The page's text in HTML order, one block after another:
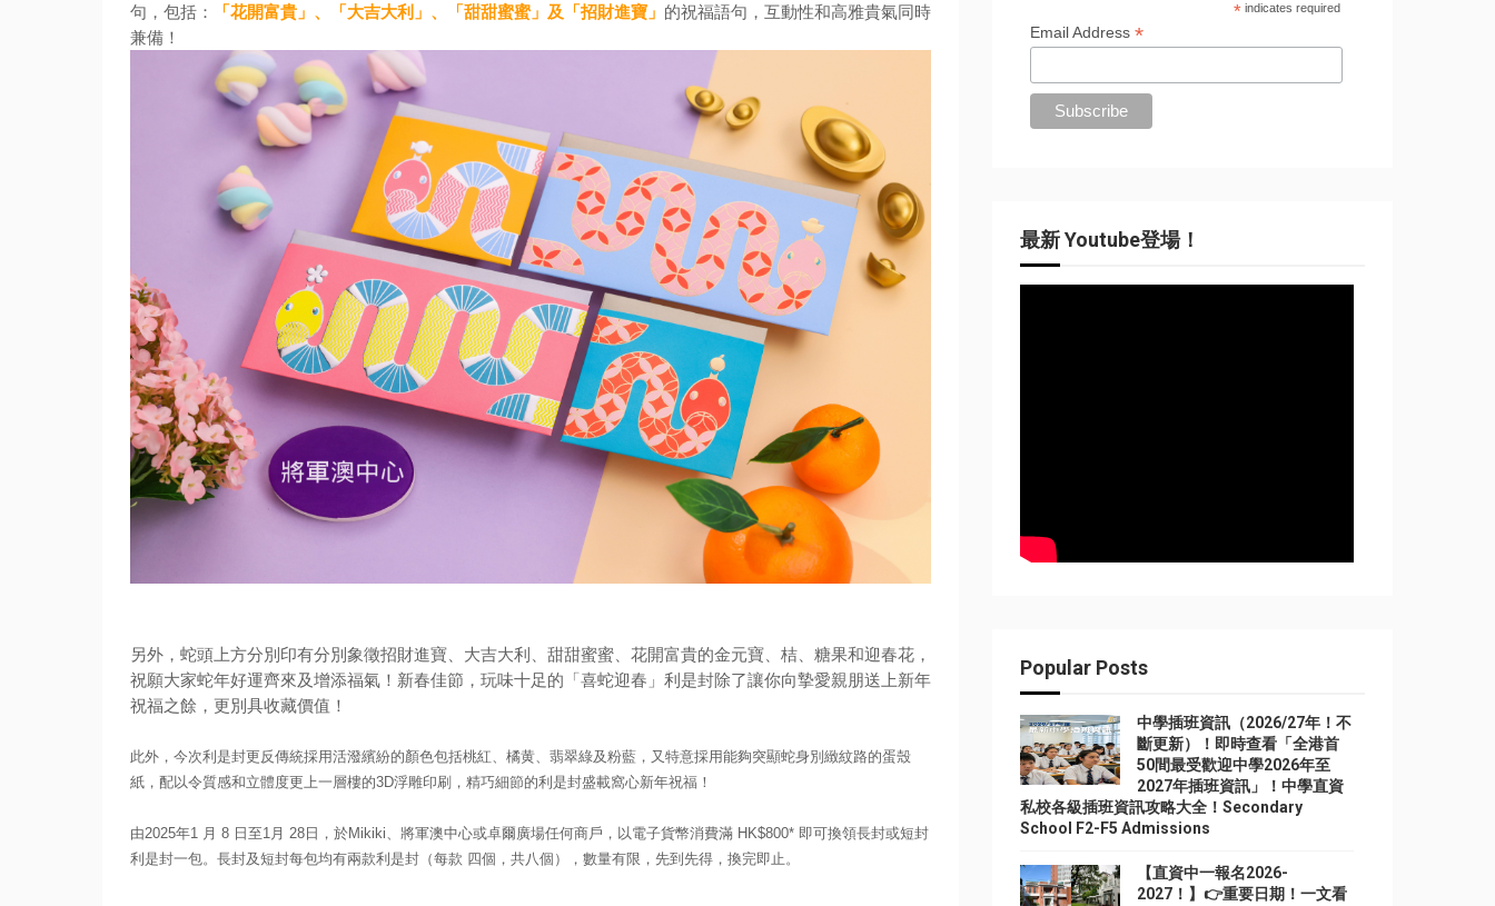
句，包括：
「花開富貴」、「大吉大利」、「甜甜蜜蜜」及「招財進寶」 的祝福語句， 互動性和高雅貴氣同時
兼備！
另外，蛇頭上方分別印有分別象徵招財進寶、大吉大利、甜甜蜜蜜、 花開富貴的金元寶、桔、糖果和迎春花，
祝願大家蛇年好運齊來及增添福氣！新春佳節，玩味十足的「 喜蛇迎春」利是封除了讓你向摯愛親朋送上新年
祝福之餘， 更別具收藏價值！
此外，今次利是封更反傳統採用活潑繽紛的顏色包括桃紅、橘黄、 翡翠綠及粉藍，又特意採用能夠突顯蛇身別緻紋路的蛋殼
紙， 配以令質感和立體度更上一層樓的3D浮雕印刷， 精巧細節的利是封盛載窩心新年祝福！
由2025年1 月 8 日至1月 28日，於Mikiki、將軍澳中心或卓爾廣場任何商戶， 以電子貨幣消費滿 HK$800* 即可換領長封或短封
利是封一包。長封及短封每包均有兩款利是封（每款 四個，共八個），數量有限，先到先得，換完即止。
* indicates required
Email Address *
最新 Youtube登場！
Popular Posts
中學插班資訊（2026/27年！不
斷更新）！即時查看「全港首
50間最受歡迎中學2026年至
2027年插班資訊」！中學直資
私校各級插班資訊攻略大全！Secondary
School F2-F5 Admissions
【直資中一報名2026-
2027！】👉重要日期！一文看